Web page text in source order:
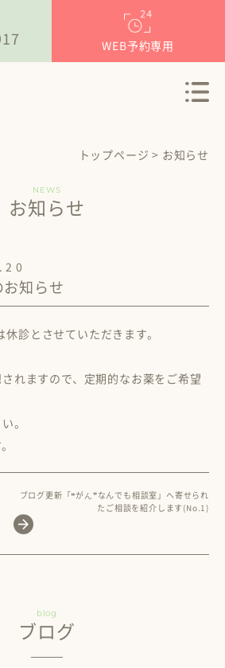
WEB予約専用
home
スタッフ紹介
staff
ブログ
トップページ > お知らせ
NEWS
お知らせ
知らせ
診とさせていただきます。
れますので、定期的なお薬をご希望
。
ブログ更新「❝がん❞なんでも相談室」へ寄せられ
たご相談を紹介します(No.1)
blog
ブログ